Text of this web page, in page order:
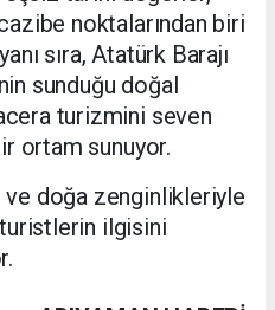
noktalarından biri
sıra, Atatürk Barajı
sunduğu doğal
turizmini seven
ortam sunuyor.
ve doğa zenginlikleriyle
turistlerin ilgisini